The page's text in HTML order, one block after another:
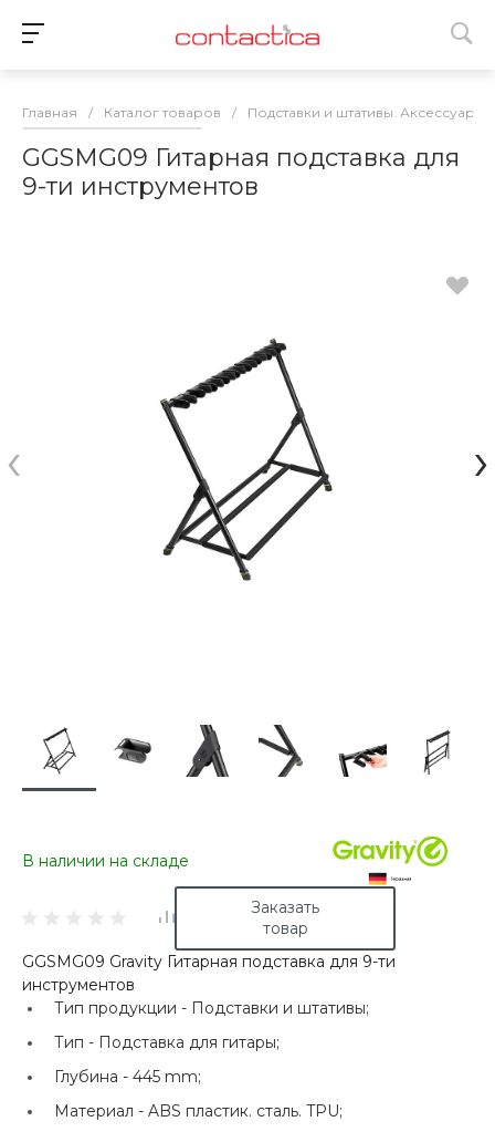
Главная / Каталог товаров / Подставки и штативы. Аксессуары
GGSMG09 Гитарная подставка для
9-ти инструментов
‹ ›
В наличии на складе
Заказать
товар
GGSMG09 Gravity Гитарная подставка для 9-ти
инструментов
Тип продукции - Подставки и штативы;
Тип - Подставка для гитары;
Глубина - 445 mm;
Материал - ABS пластик. сталь. TPU;